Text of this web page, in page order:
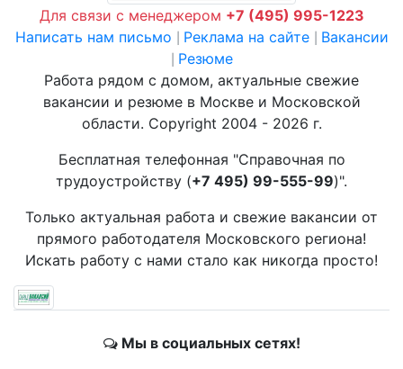
Для связи с менеджером +7 (495) 995-1223
Написать нам письмо
Реклама на сайте Вакансии
Резюме
Работа рядом с домом, актуальные свежие
вакансии и резюме в Москве и Московской
области. Copyright 2004 - 2026 г.
Бесплатная телефонная "Справочная по
трудоустройству (+7 495) 99-555-99)".
Только актуальная работа и свежие вакансии от
прямого работодателя Московского региона!
Искать работу с нами стало как никогда просто!
Мы в социальных сетях!